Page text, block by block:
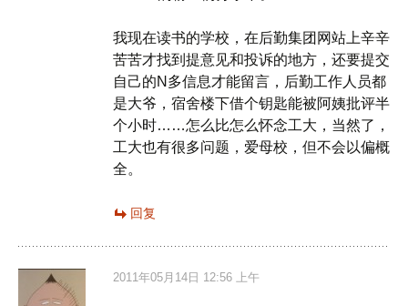
我现在读书的学校，在后勤集团网站上辛辛
苦苦才找到提意见和投诉的地方，还要提交
自己的N多信息才能留言，后勤工作人员都
是大爷，宿舍楼下借个钥匙能被阿姨批评半
个小时……怎么比怎么怀念工大，当然了，
工大也有很多问题，爱母校，但不会以偏概
全。
回复
2011年05月14日 12:56 上午